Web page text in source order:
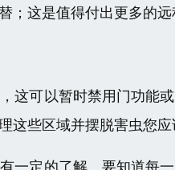
这是值得付出更多的远
这可以暂时禁用门功能
些区域并摆脱害虫您应
一定的了解。要知道每